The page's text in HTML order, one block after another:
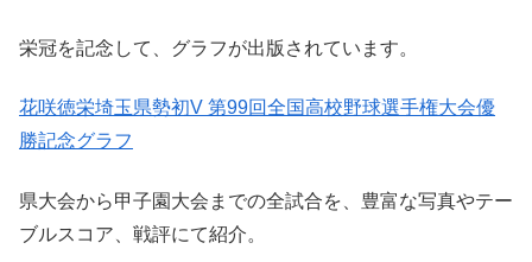
栄冠を記念して、グラフが出版されています。
花咲徳栄埼玉県勢初V 第99回全国高校野球選手権大会優
勝記念グラフ
県大会から甲子園大会までの全試合を、豊富な写真やテー
ブルスコア、戦評にて紹介。